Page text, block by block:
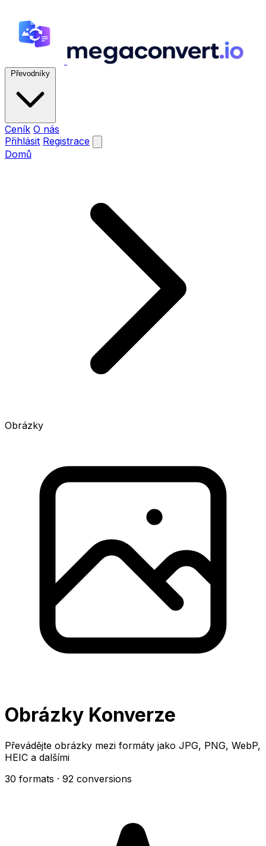
Převodníky
Ceník O nás
Přihlásit Registrace
Domů
Obrázky
Obrázky Konverze
Převádějte obrázky mezi formáty jako JPG, PNG, WebP,
HEIC a dalšími
30 formats · 92 conversions